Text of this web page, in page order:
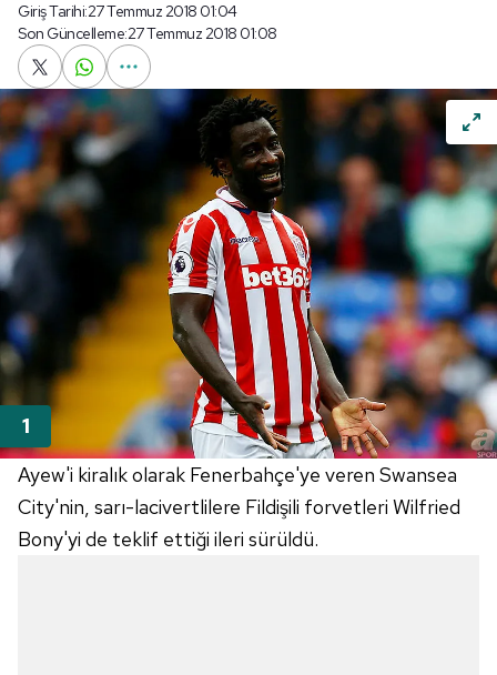
Giriş Tarihi:27 Temmuz 2018 01:04
Son Güncelleme:27 Temmuz 2018 01:08
Ayew'i kiralık olarak Fenerbahçe'ye veren Swansea
City'nin, sarı-lacivertlilere Fildişili forvetleri Wilfried
Bony'yi de teklif ettiği ileri sürüldü.